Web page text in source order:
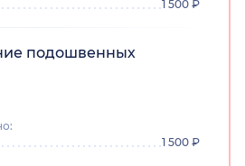
1 500 ₽
подошвенных
1 500 ₽